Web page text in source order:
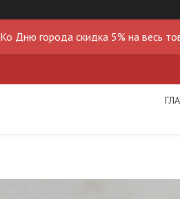
Ко Дню города скидка 5% на весь